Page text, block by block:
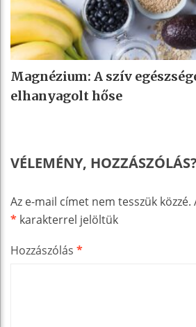
Magnézium: A szív
elhanyagolt hőse
VÉLEMÉNY, HOZZÁSZÓLÁS?
Az e-mail címet nem tesszük közzé.
* karakterrel jelöltük
Hozzászólás *